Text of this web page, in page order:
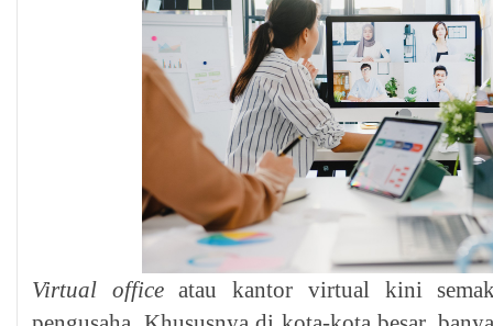
Virtual officeatau kantor virtual kini